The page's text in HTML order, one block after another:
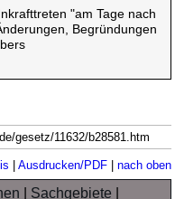
"am Tage nach
Begründungen
gesetz/11632/b28581.htm
| Ausdrucken/PDF| nach oben
Sachgebiete